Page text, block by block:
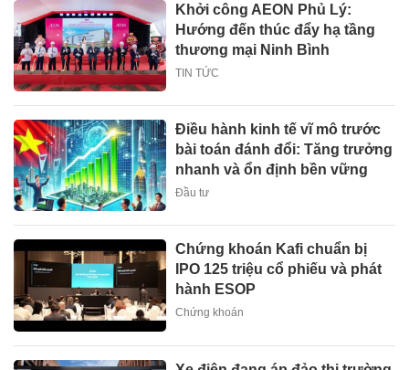
Khởi công AEON Phủ Lý:
Hướng đến thúc đẩy hạ tầng
thương mại Ninh Bình
TIN TỨC
Điều hành kinh tế vĩ mô trước
bài toán đánh đổi: Tăng trưởng
nhanh và ổn định bền vững
Đầu tư
Chứng khoán Kafi chuẩn bị
IPO 125 triệu cổ phiếu và phát
hành ESOP
Chứng khoán